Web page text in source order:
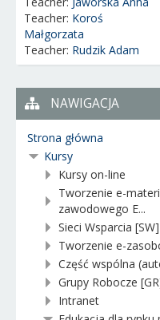
Teacher: Koroś
Małgorzata
Teacher: Rudzik Adam
NAWIGACJA
Strona główna
Kursy
Kursy on-line
Tworzenie e-
zawodowego E...
Sieci Wsparcia [SW]
Tworzenie e-
Część wspólna
Grupy Robocze
Intranet